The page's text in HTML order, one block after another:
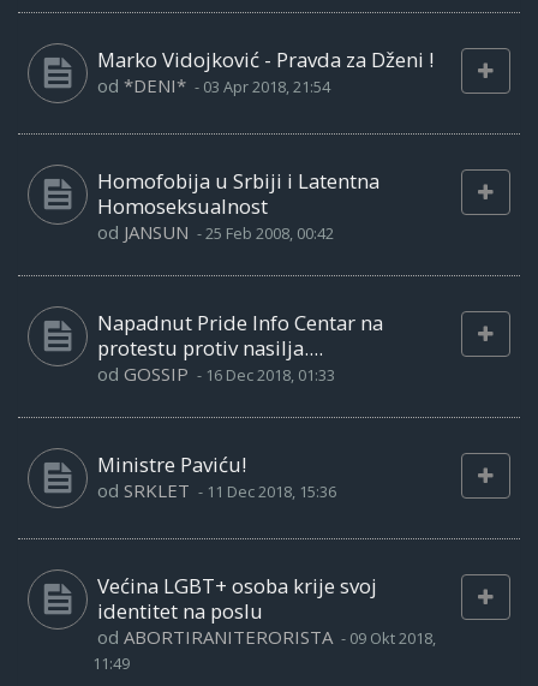
Marko Vidojković - Pravda za Dženi !
od *DENI* - 03 Apr 2018, 21:54
Homofobija u Srbiji i Latentna
Homoseksualnost
od JANSUN -25 Feb 2008, 00:42
Napadnut Pride Info Centar na
protestu protiv nasilja....
od GOSSIP - 16 Dec 2018, 01:33
Ministre Paviću!
od SRKLET - 11 Dec 2018, 15:36
Većina LGBT+ osoba krije svoj
identitet na poslu
od ABORTIRANITERORISTA - 09 Okt 2018,
11:49